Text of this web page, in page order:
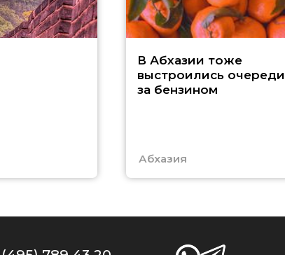
В Абхазии тоже
выстроились очереди
за бензином
Абхазия